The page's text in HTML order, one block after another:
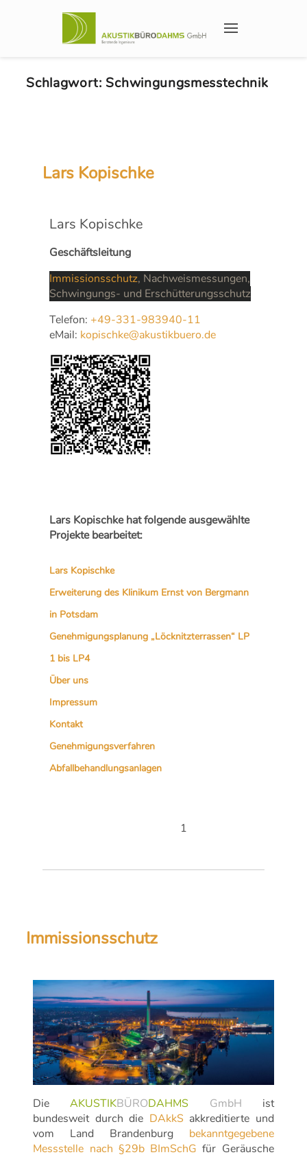
Schlagwort: Schwingungsmesstechnik
Lars Kopischke
Lars Kopischke
Geschäftsleitung
Immissionsschutz, Nachweismessungen,
Schwingungs- und Erschütterungsschutz
Telefon: +49-331-983940-11
eMail: kopischke@akustikbuero.de
Lars Kopischke hat folgende ausgewählte
Projekte bearbeitet:
Lars Kopischke
Erweiterung des Klinikum Ernst von Bergmann
in Potsdam
Genehmigungsplanung „Löcknitzterrassen“ LP
1 bis LP4
Über uns
Impressum
Kontakt
Genehmigungsverfahren
Abfallbehandlungsanlagen
1
Immissionsschutz
DieAKUSTIKBÜRODAHMS GmbH ist
bundesweit durch die DAkkS akkreditierte und
vom Land Brandenburg bekanntgegebene
Messstelle nach §29b BImSchG für Geräusche